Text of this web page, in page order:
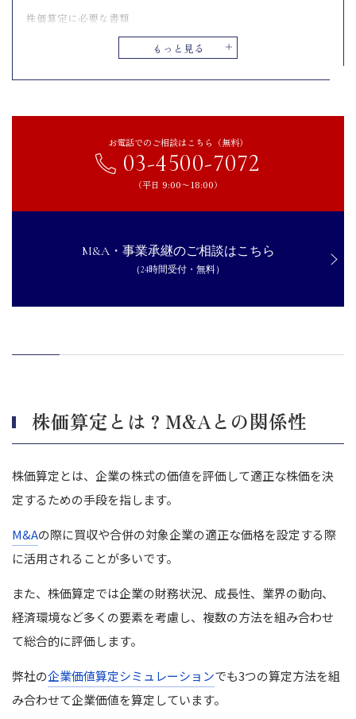
もっと見る
株価算定に必要な書類
株価算定に必要な費用・料金
企業価値算定ツールの活用
まとめ｜資産や経営状況を把握し、自社にあった株価算定を実施
することがおすすめ
お電話でのご相談はこちら（無料）
03-4500-7072
（平日 9:00〜18:00）
M&A・事業承継のご相談はこちら
（24時間受付・無料）
株価算定とは？M&Aとの関係性
株価算定とは、企業の株式の価値を評価して適正な株価を決
定するための手段を指します。
M&Aの際に買収や合併の対象企業の適正な価格を設定する際
に活用されることが多いです。
また、株価算定では企業の財務状況、成長性、業界の動向、
経済環境など多くの要素を考慮し、複数の方法を組み合わせ
て総合的に評価します。
弊社の企業価値算定シミュレーションでも3つの算定方法を組
み合わせて企業価値を算定しています。